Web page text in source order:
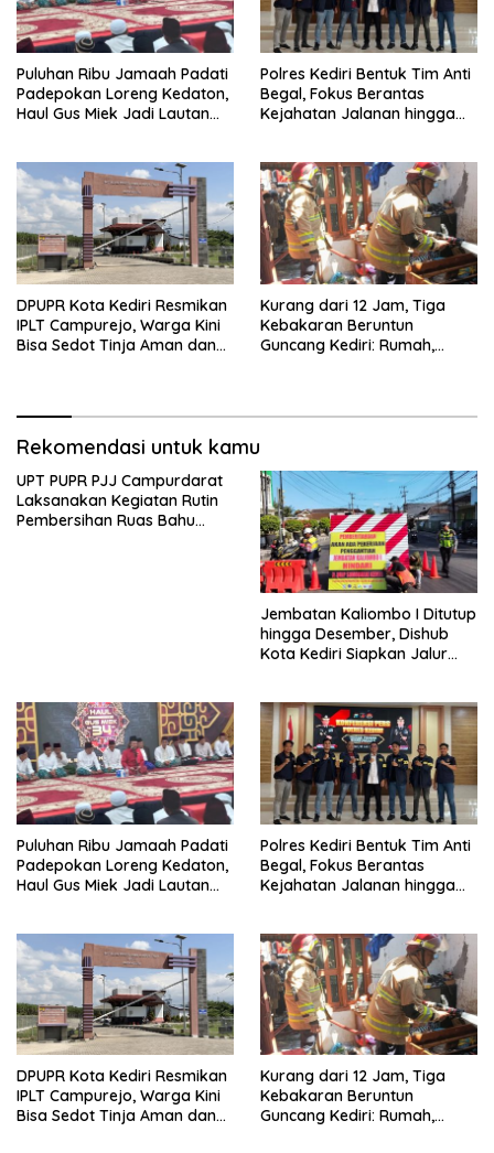
Puluhan Ribu Jamaah Padati
Padepokan Loreng Kedaton,
Haul Gus Miek Jadi Lautan
Polres Kediri Bentuk Tim Anti
Begal, Fokus Berantas
Kejahatan Jalanan hingga
DPUPR Kota Kediri Resmikan
IPLT Campurejo, Warga Kini
Bisa Sedot Tinja Aman dan
Kurang dari 12 Jam, Tiga
Kebakaran Beruntun
Guncang Kediri: Rumah,
Rekomendasi untuk kamu
UPT PUPR PJJ Campurdarat
Laksanakan Kegiatan Rutin
Pembersihan Ruas Bahu
Jembatan Kaliombo I Ditutup
hingga Desember, Dishub
Kota Kediri Siapkan Jalur
Puluhan Ribu Jamaah Padati
Padepokan Loreng Kedaton,
Haul Gus Miek Jadi Lautan
Polres Kediri Bentuk Tim Anti
Begal, Fokus Berantas
Kejahatan Jalanan hingga
DPUPR Kota Kediri Resmikan
IPLT Campurejo, Warga Kini
Bisa Sedot Tinja Aman dan
Kurang dari 12 Jam, Tiga
Kebakaran Beruntun
Guncang Kediri: Rumah,